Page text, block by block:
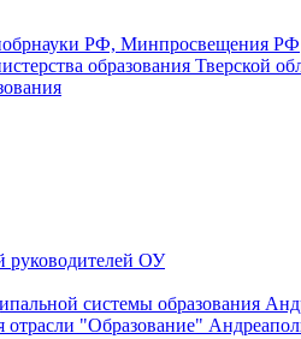
РФ, Минпросвещения РФ
образования Тверской
руководителей ОУ
системы образования
"Образование"